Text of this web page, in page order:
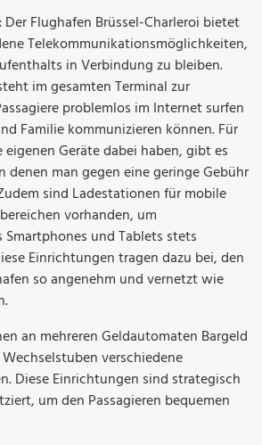
Der Flughafen Brüssel-Charleroi bietet
Telekommunikationsmöglichkeiten,
in Verbindung zu bleiben.
im gesamten Terminal zur
problemlos im Internet surfen
Familie kommunizieren können. Für
Geräte dabei haben, gibt es
denen man gegen eine geringe Gebühr
sind Ladestationen für mobile
vorhanden, um
Smartphones und Tablets stets
Einrichtungen tragen dazu bei, den
so angenehm und vernetzt wie
an mehreren Geldautomaten Bargeld
verschiedene
Diese Einrichtungen sind strategisch
um den Passagieren bequemen